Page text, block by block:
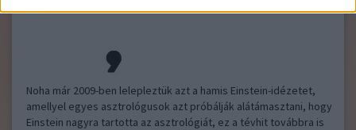
Noha már 2009-ben lelepleztük azt a hamis Einstein-idézetet,
amellyel egyes asztrológusok azt próbálják alátámasztani, hogy
Einstein nagyra tartotta az asztrológiát, ez a tévhit továbbra is